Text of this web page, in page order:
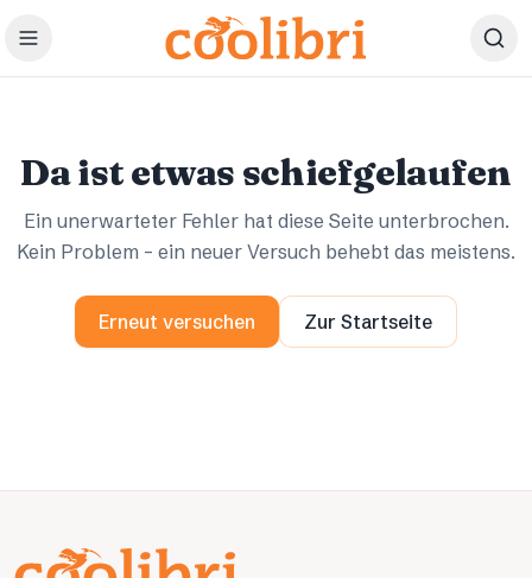
Zum Hauptinhalt springen
Da ist etwas schiefgelaufen
Ein unerwarteter Fehler hat diese Seite unterbrochen.
Kein Problem – ein neuer Versuch behebt das meistens.
Erneut versuchen Zur Startseite